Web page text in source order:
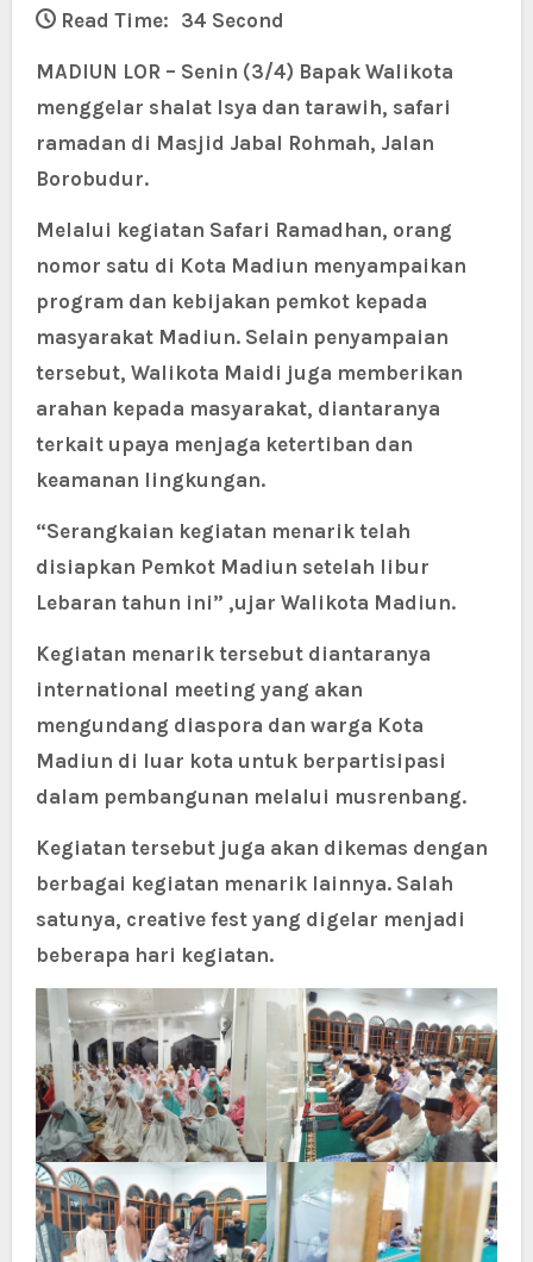
Read Time: 34 Second
MADIUN LOR – Senin (3/4) Bapak Walikota
menggelar shalat Isya dan tarawih, safari
ramadan di Masjid Jabal Rohmah, Jalan
Borobudur.
Melalui kegiatan Safari Ramadhan, orang
nomor satu di Kota Madiun menyampaikan
program dan kebijakan pemkot kepada
masyarakat Madiun. Selain penyampaian
tersebut, Walikota Maidi juga memberikan
arahan kepada masyarakat, diantaranya
terkait upaya menjaga ketertiban dan
keamanan lingkungan.
“Serangkaian kegiatan menarik telah
disiapkan Pemkot Madiun setelah libur
Lebaran tahun ini” ,ujar Walikota Madiun.
Kegiatan menarik tersebut diantaranya
international meeting yang akan
mengundang diaspora dan warga Kota
Madiun di luar kota untuk berpartisipasi
dalam pembangunan melalui musrenbang.
Kegiatan tersebut juga akan dikemas dengan
berbagai kegiatan menarik lainnya. Salah
satunya, creative fest yang digelar menjadi
beberapa hari kegiatan.